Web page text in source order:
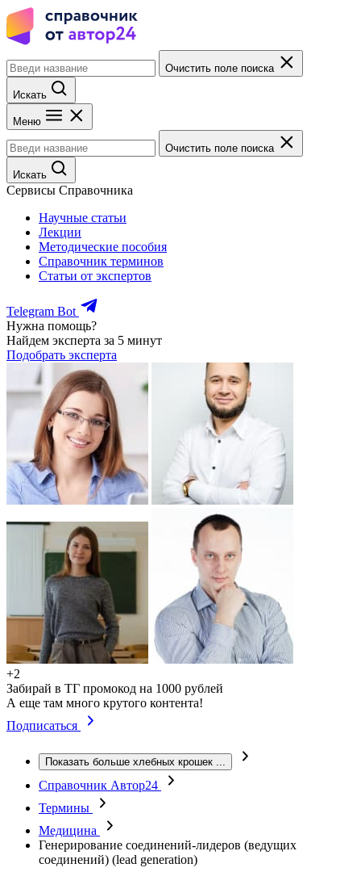
Очистить поле поиска
Искать
Меню
Очистить поле поиска
Искать
Сервисы Справочника
Научные статьи
Лекции
Методические пособия
Справочник терминов
Статьи от экспертов
Telegram Bot
Нужна помощь?
Найдем эксперта за 5 минут
Подобрать эксперта
+2
Забирай в ТГ промокод на 1000 рублей
А еще там много крутого контента!
Подписаться
Показать больше хлебных крошек ...
Справочник Автор24
Термины
Медицина
Генерирование соединений-лидеров (ведущих
соединений) (lead generation)